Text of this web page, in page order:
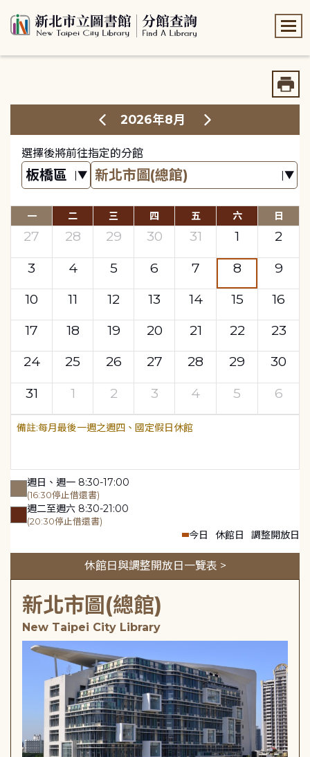
2026年8月
選擇後將前往指定的分館
一 二 三 四 五 六 日
27 28 29 30 31 1
2
3
4 5 6 7 8
9
10
11 12 13 14 15
16
17
18 19 20 21 22
23
24
25 26 27 28 29
30
31
1 2 3 4 5 6
每月最後一週之週四、國定假日休館
週日、週一 8:30-17:00
(16:30停止借還書)
週二至週六 8:30-21:00
(20:30停止借還書)
今日 休館日 調整開放日
休館日與調整開放日一覽表 >
新北市圖(總館)
New Taipei City Library